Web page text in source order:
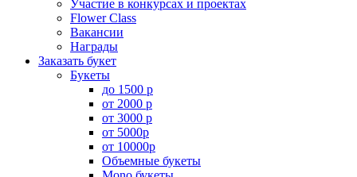
Участие в конкурсах и проектах
Flower Class
Вакансии
Награды
Заказать букет
Букеты
до 1500 р
от 2000 р
от 3000 р
от 5000р
от 10000р
Объемные букеты